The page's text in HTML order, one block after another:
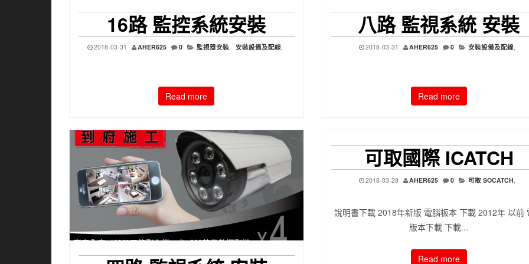
16路 監控系統安裝
2018-03-31 AHER625 0 監視器安裝, 安裝設備及配線,
Read more
八路 監視系統 安裝
2018-03-31 AHER625 0 安裝設備及配線
Read more
可取國際 ICATCH
2018-03-28 AHER625 0 可取 SOCATCH
說明書下載 2018年新版 電腦板本 下載 2012年 以前
版本下載 下載...
Read more